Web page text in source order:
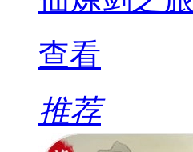
查看
推荐